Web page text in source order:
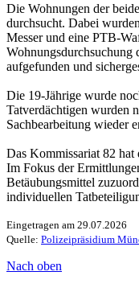
Die Wohnungen der
durchsucht. Dabei
Messer und eine PTB-
Wohnungsdurchsuchung
aufgefunden und
Die 19-Jährige wurde
Tatverdächtigen wurden
Sachbearbeitung wieder
Das Kommissariat 82
Im Fokus der
Betäubungsmittel
individuellen
Eingetragen am 29.07.2026
Quelle: Polizeipräsidium
Nach oben